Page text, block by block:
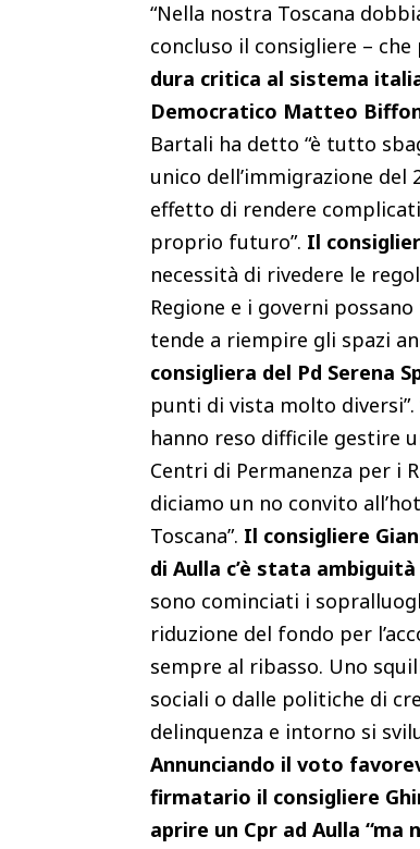
“Nella nostra Toscana
concluso il consigliere –
dura critica al sistema
Democratico Matteo
Bartali ha detto “è tutto
unico dell’immigrazione del
effetto di rendere
proprio futuro”. Il
necessità di rivedere le
Regione e i governi
tende a riempire gli spazi
consigliera del Pd Serena
punti di vista molto diversi”.
hanno reso difficile gestire
Centri di Permanenza per i
diciamo un no convito
Toscana”. Il consigliere
di Aulla c’è stata
sono cominciati i
riduzione del fondo per
sempre al ribasso. Uno
sociali o dalle politiche di
delinquenza e intorno si
Annunciando il voto
firmatario il consigliere
aprire un Cpr ad Aulla “ma